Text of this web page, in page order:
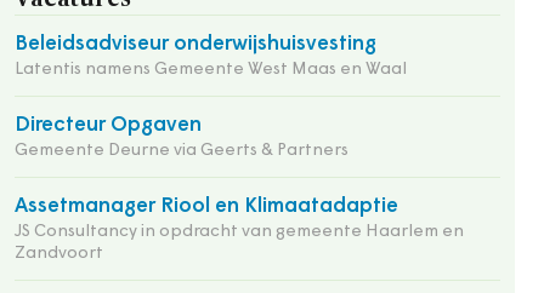
Beleidsadviseur onderwijshuisvesting
Latentis namens Gemeente West Maas en Waal
Directeur Opgaven
Gemeente Deurne via Geerts & Partners
Assetmanager Riool en Klimaatadaptie
JS Consultancy in opdracht van gemeente Haarlem en
Zandvoort